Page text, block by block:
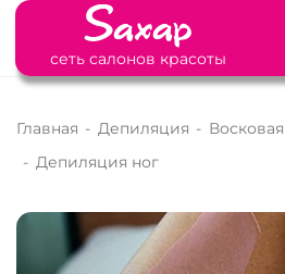
сеть салонов красоты
Главная - Депиляция -
- Депиляция ног